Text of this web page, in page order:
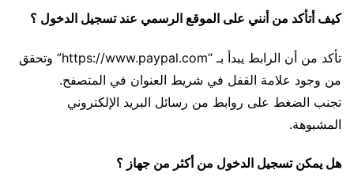
كيف أتأكد من أنني على الموقع الرسمي عند تسجيل الدخول ؟
تأكد من أن الرابط يبدأ بـ “https://www.paypal.com” وتحقق
من وجود علامة القفل في شريط العنوان في المتصفح.
تجنب الضغط على روابط من رسائل البريد الإلكتروني
المشبوهة.
هل يمكن تسجيل الدخول من أكثر من جهاز ؟